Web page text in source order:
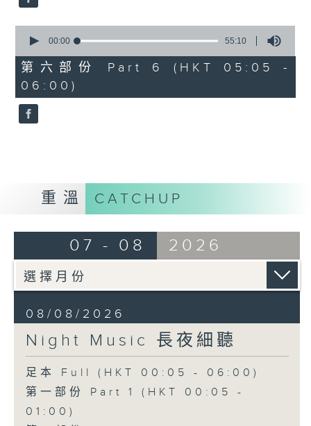
seconds
55
minutes,
10
seconds
00:00 55:10
第六部份 Part 6 (HKT 05:05 -
06:00)
重溫 CATCHUP
07 - 08 2026
08/08/2026
Night Music 長夜細聽
足本 Full (HKT 00:05 - 06:00)
第一部份 Part 1 (HKT 00:05 -
01:00)